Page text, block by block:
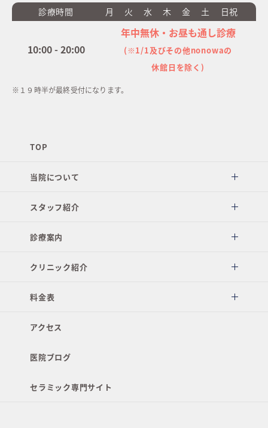
診療時間 月 火 水 木 金 土 日祝
10:00 - 20:00
年中無休・お昼も通し診療
(※1/1及びその他nonowaの
休館日を除く)
※１９時半が最終受付になります。
TOP
当院について
スタッフ紹介
診療案内
クリニック紹介
料金表
アクセス
医院ブログ
セラミック専門サイト